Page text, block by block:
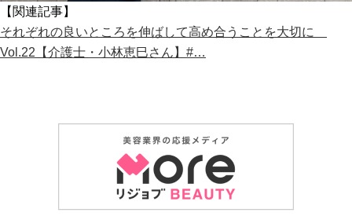
【関連記事】
それぞれの良いところを伸ばして高め合うことを大切に
Vol.22【介護士・小林恵巳さん】#…